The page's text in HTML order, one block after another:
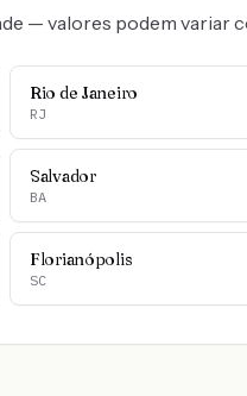
— valores podem variar
Rio de Janeiro
RJ
Salvador
BA
Florianópolis
SC